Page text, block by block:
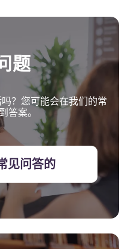
题
？您可能会在我们的常
答案。
见问答的